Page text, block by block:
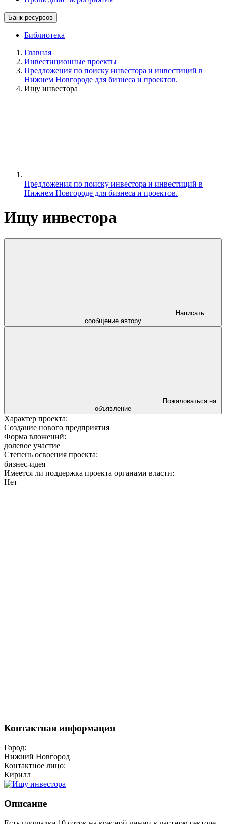
Банк ресурсов
Библиотека
Главная
Инвестиционные проекты
Предложения по поиску инвестора и инвестиций в
Нижнем Новгороде для бизнеса и проектов.
Ищу инвестора
Предложения по поиску инвестора и инвестиций в
Нижнем Новгороде для бизнеса и проектов.
Ищу инвестора
сообщение автору
объявление
Характер проекта:
Создание нового предприятия
Форма вложений:
долевое участие
Степень освоения проекта:
бизнес-идея
Имеется ли поддержка проекта органами власти:
Нет
Контактная информация
Город:
Нижний Новгород
Контактное лицо:
Кирилл
Описание